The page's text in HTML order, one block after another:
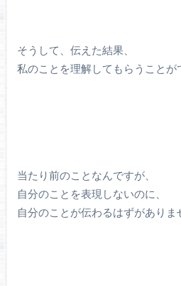
そうして、伝えた結果、
私のことを理解してもらうことが
当たり前のことなんですが、
自分のことを表現しないのに、
自分のことが伝わるはずがありま